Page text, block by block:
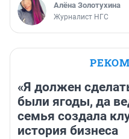
Алёна Золотухина
Журналист НГС
«Я должен
были ягоды, да
семья создала
история бизнеса